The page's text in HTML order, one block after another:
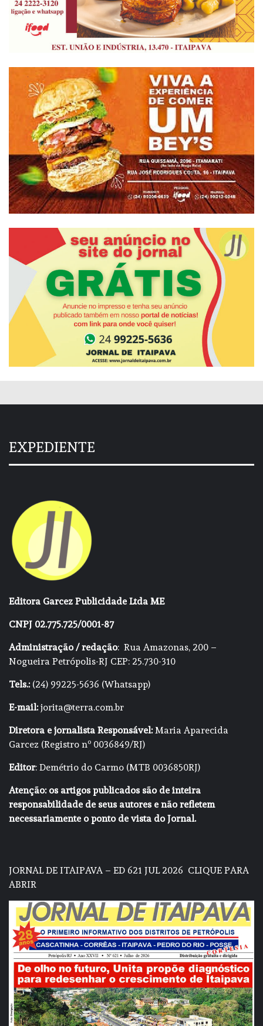
EXPEDIENTE
Editora Garcez Publicidade Ltda ME
CNPJ 02.775.725/0001-87
Administração / redação: Rua Amazonas, 200 –
Nogueira Petrópolis-RJ CEP: 25.730-310
Tels.:(24) 99225-5636 (Whatsapp)
E-mail:jorita@terra.com.br
Diretora e jornalista Responsável:Maria Aparecida
Garcez (Registro nº 0036849/RJ)
Editor: Demétrio do Carmo (MTB 0036850RJ)
Atenção: os artigos publicados são de inteira
responsabilidade de seus autores e não refletem
necessariamente o ponto de vista do Jornal.
JORNAL DE ITAIPAVA – ED 621 JUL 2026 CLIQUE PARA
ABRIR